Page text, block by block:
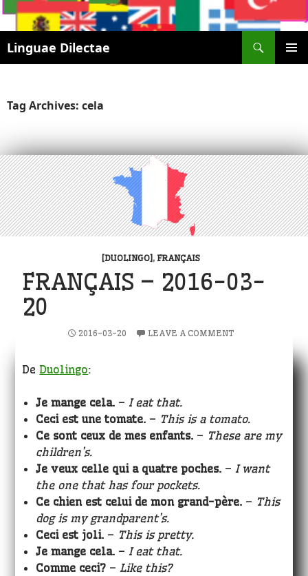
Linguae Dilectae
SKIP
Tag Archives: cela
[DUOLINGO], FRANÇAIS
FRANÇAIS – 2016-03-
20
2016-03-20 LEAVE A COMMENT
DeDuolingo:
Je mange cela. –I eat that.
Ceci est une tomate. – This is a tomato.
Ce sont ceux de mes enfants. – These are my
children’s.
Je veux celle qui a quatre poches. –I want
the one that has four pockets.
Ce chien est celui de mon grand-père. – This
dog is my grandparent’s.
Ceci est joli. – This is pretty.
Je mange cela. –I eat that.
Comme ceci? –Like this?